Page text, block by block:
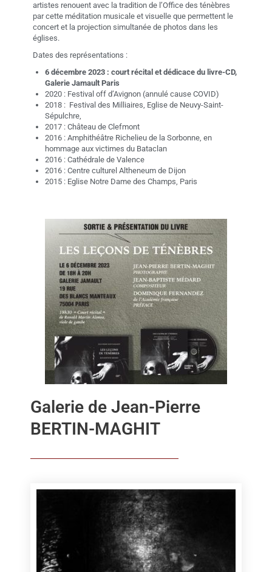
artistes renouent avec la tradition de l’Office des ténèbres
par cette méditation musicale et visuelle que permettent le
concert et la projection simultanée de photos dans les
églises.
Dates des représentations :
6 décembre 2023 : court récital et dédicace du livre-CD,
Galerie Jamault Paris
2020 : Festival off d’Avignon (annulé cause COVID)
2018 : Festival des Milliaires, Eglise de Neuvy-Saint-
Sépulchre,
2017 : Château de Clefmont
2016 : Amphithéâtre Richelieu de la Sorbonne, en
hommage aux victimes du Bataclan
2016 : Cathédrale de Valence
2016 : Centre culturel Altheneum de Dijon
2015 : Eglise Notre Dame des Champs, Paris
Galerie de Jean-Pierre
BERTIN-MAGHIT